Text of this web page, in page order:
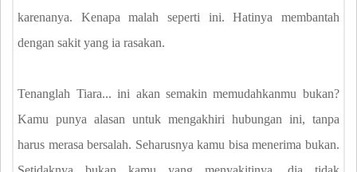
karenanya. Kenapa malah seperti ini. Hatinya membantah
dengan sakit yang ia rasakan.
Tenanglah Tiara... ini akan semakin memudahkanmu bukan?
Kamu punya alasan untuk mengakhiri hubungan ini, tanpa
harus merasa bersalah. Seharusnya kamu bisa menerima bukan.